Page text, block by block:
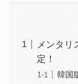
メンタリ
定！
韓国